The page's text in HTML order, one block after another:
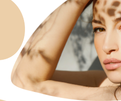
Soins
Je veux faire un bon cadeau
Plan d’accès
Prendre RDV